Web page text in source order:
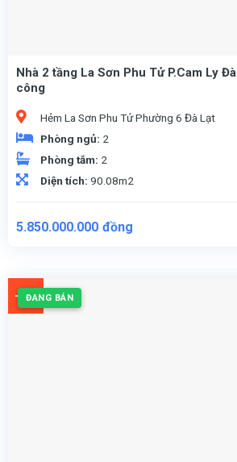
Nhà 2 tầng La Sơn Phu Tử P.Cam Ly
công
Hẻm La Sơn Phu Tử Phường 6 Đà Lạt
Phòng ngủ: 2
Phòng tắm: 2
Diện tích: 90.08m2
5.850.000.000 đồng
ĐANG BÁN
-4%